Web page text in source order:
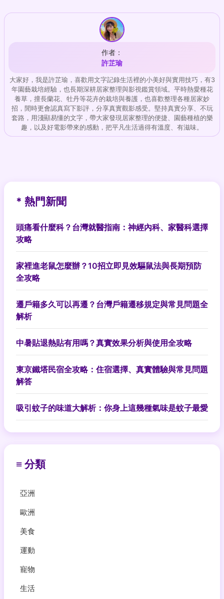
作者：
許芷瑜
大家好，我是許芷瑜，喜歡用文字記錄生活裡的小美好與實用技巧，有3
年園藝栽培經驗，也長期深耕居家整理與影視鑑賞領域。平時熱愛種花
養草，擅長蘭花、牡丹等花卉的栽培與養護，也喜歡整理各種居家妙
招，閒時更會認真寫下影評，分享真實觀影感受。堅持真實分享、不玩
套路，用淺顯易懂的文字，帶大家發現居家整理的便捷、園藝種植的樂
趣，以及好電影帶來的感動，把平凡生活過得有溫度、有滋味。
* 熱門新聞
頭痛看什麼科？台灣就醫指南：神經內科、家醫科選擇
攻略
家裡進老鼠怎麼辦？10招立即見效驅鼠法與長期預防
全攻略
遷戶籍多久可以再遷？台灣戶籍遷移規定與常見問題全
解析
中暑貼退熱貼有用嗎？真實效果分析與使用全攻略
東京鐵塔民宿全攻略：住宿選擇、真實體驗與常見問題
解答
吸引蚊子的味道大解析：你身上這幾種氣味是蚊子最愛
≡ 分類
亞洲
歐洲
美食
運動
寵物
生活